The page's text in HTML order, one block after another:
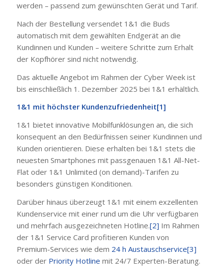
werden – passend zum gewünschten Gerät und Tarif.
Nach der Bestellung versendet 1&1 die Buds
automatisch mit dem gewählten Endgerät an die
Kundinnen und Kunden – weitere Schritte zum Erhalt
der Kopfhörer sind nicht notwendig.
Das aktuelle Angebot im Rahmen der Cyber Week ist
bis einschließlich 1. Dezember 2025 bei 1&1 erhältlich.
1&1 mit höchster Kundenzufriedenheit[1]
1&1 bietet innovative Mobilfunklösungen an, die sich
konsequent an den Bedürfnissen seiner Kundinnen und
Kunden orientieren. Diese erhalten bei 1&1 stets die
neuesten Smartphones mit passgenauen 1&1 All-Net-
Flat oder 1&1 Unlimited (on demand)-Tarifen zu
besonders günstigen Konditionen.
Darüber hinaus überzeugt 1&1 mit einem exzellenten
Kundenservice mit einer rund um die Uhr verfügbaren
und mehrfach ausgezeichneten Hotline.[2] Im Rahmen
der 1&1 Service Card profitieren Kunden von
Premium-Services wie dem 24 h Austauschservice[3]
oder der Priority Hotline mit 24/7 Experten-Beratung.